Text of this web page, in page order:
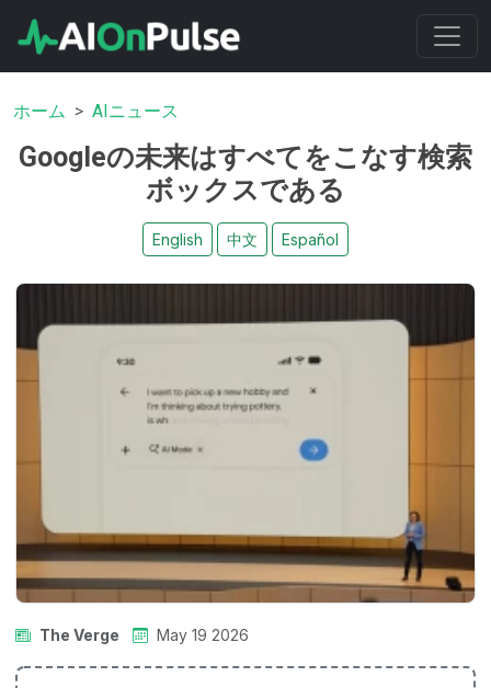
ホーム AIニュース
Googleの未来はすべてをこなす検索
ボックスである
English 中文 Español
The Verge May 19 2026